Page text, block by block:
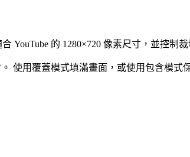
YouTube 的 1280×720 像素尺寸，並控制
使用覆蓋模式填滿畫面，或使用包含模式